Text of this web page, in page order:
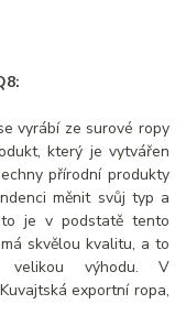
vyrábí ze surové ropy
který je vytvářen
přírodní produkty
měnit svůj typ a
je v podstatě tento
skvělou kvalitu, a to
velikou výhodu. V
exportní ropa,